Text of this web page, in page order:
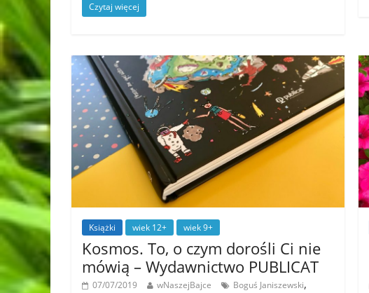
Czytaj więcej
Książki wiek 12+ wiek 9+
Kosmos. To, o czym dorośli Ci nie
mówią – Wydawnictwo PUBLICAT
07/07/2019 wNaszejBajce Boguś Janiszewski,